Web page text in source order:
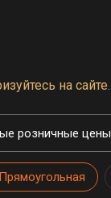
на сайте.
розничные цены
Прямоугольная